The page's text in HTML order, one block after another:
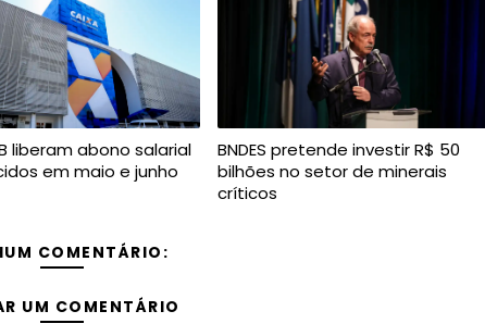
liberam abono salarial
em maio e junho
BNDES pretende investir R$ 50
bilhões no setor de minerais
críticos
COMENTÁRIO:
UM COMENTÁRIO